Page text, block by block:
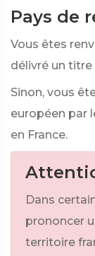
Pays de
Vous êtes
délivré un titre
Sinon, vous
européen par
en France.
Dans
prononcer
territoire